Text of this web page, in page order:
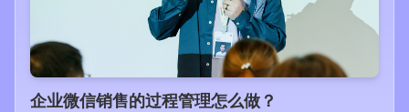
新零售最佳实践
面对面聊增长
有赞春季发布会 实干家直播间
企业微信销售的过程管理怎么做？